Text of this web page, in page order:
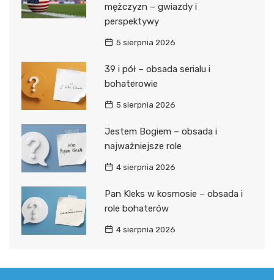
mężczyzn – gwiazdy i
perspektywy
5 sierpnia 2026
39 i pół – obsada serialu i
bohaterowie
5 sierpnia 2026
Jestem Bogiem – obsada i
najważniejsze role
4 sierpnia 2026
Pan Kleks w kosmosie – obsada i
role bohaterów
4 sierpnia 2026